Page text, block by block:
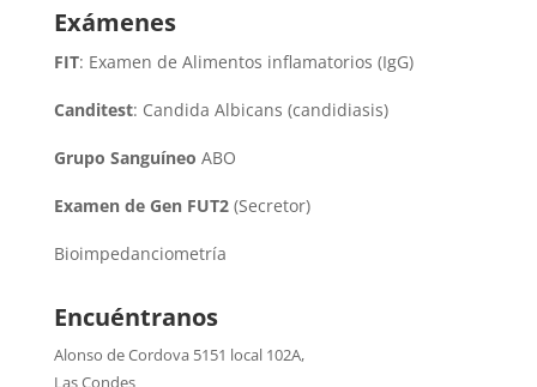
Exámenes
FIT: Examen de Alimentos inflamatorios (IgG)
Canditest: Candida Albicans (candidiasis)
Grupo Sanguíneo ABO
Examen de Gen FUT2(Secretor)
Bioimpedanciometría
Encuéntranos
Alonso de Cordova 5151 local 102A,
Las Condes